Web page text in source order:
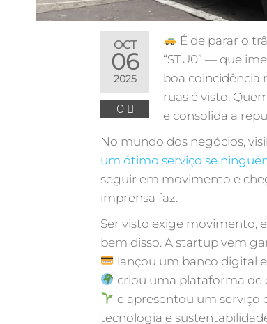
OCT
06
2025
0
É de parar o
“STU0” — que
boa coincidência
ruas é visto.
e consolida a
No mundo dos negócios,
um ótimo serviço se
seguir em movimento e
imprensa faz.
Ser visto exige movimento,
bem disso. A startup vem
lançou um banco digital
criou uma plataforma de
e apresentou um serviço
tecnologia e